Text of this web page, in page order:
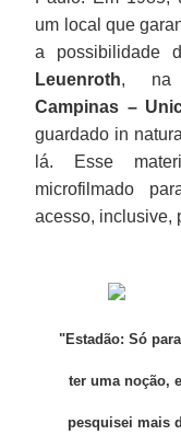
um local que
a possibilidade
Leuenroth,
Campinas –
guardado in
lá. Esse
microfilmado
acesso, inclusive,
"Estadão: Só
ter uma noção,
pesquisei mais